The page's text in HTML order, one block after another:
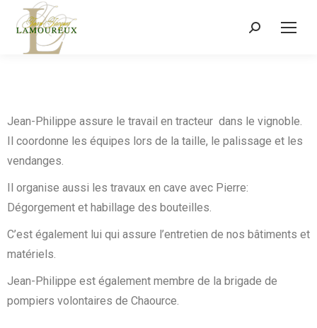
Jean-Philippe assure le travail en tracteur dans le vignoble.
Il coordonne les équipes lors de la taille, le palissage et les
vendanges.
Il organise aussi les travaux en cave avec Pierre:
Dégorgement et habillage des bouteilles.
C’est également lui qui assure l’entretien de nos bâtiments et
matériels.
Jean-Philippe est également membre de la brigade de
pompiers volontaires de Chaource.